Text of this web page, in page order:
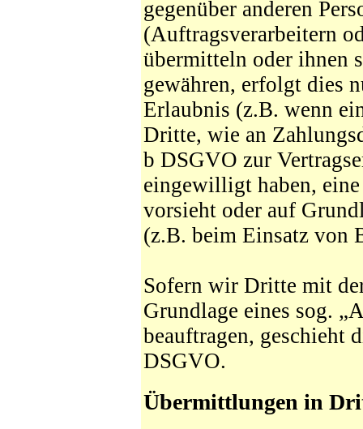
gegenüber anderen
(Auftragsverarbeitern
übermitteln oder ihnen
gewähren, erfolgt dies
Erlaubnis (z.B. wenn
Dritte, wie an
b DSGVO zur
eingewilligt haben,
vorsieht oder auf
(z.B. beim Einsatz von
Sofern wir Dritte mit
Grundlage eines sog.
beauftragen, geschieht
DSGVO.
Übermittlungen in